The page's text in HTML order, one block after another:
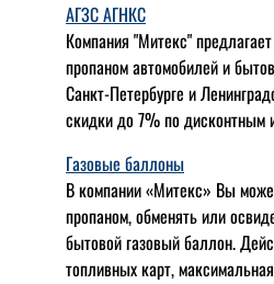
АГЗС АГНКС
Компания "Митекс"
пропаном автомобилей и
Санкт-Петербурге и
скидки до 7% по дисконтным
Газовые баллоны
В компании «Митекс» Вы
пропаном, обменять или
бытовой газовый баллон.
топливных карт,